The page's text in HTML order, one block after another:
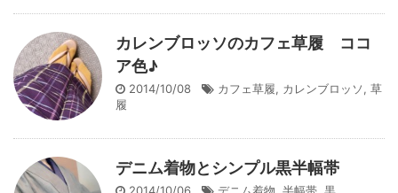
カレンブロッソのカフェ草履 ココ
ア色♪
2014/10/08 カフェ草履, カレンブロッソ, 草
履
デニム着物とシンプル黒半幅帯